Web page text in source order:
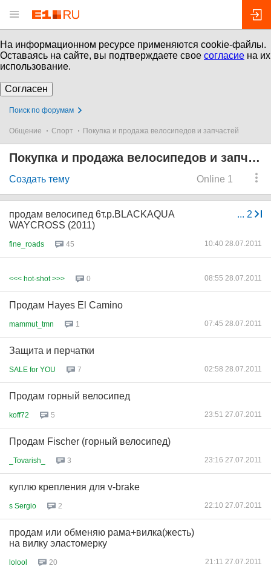
На информационном ресурсе применяются cookie-файлы.
Оставаясь на сайте, вы подтверждаете свое согласие на их
использование.
Согласен
Поиск по форумам
Общение Спорт Покупка и продажа велосипедов и запчастей
Покупка и продажа велосипедов и запчастей
Online 1
Создать тему
... 2
продам велосипед 6т.р.BLACKAQUA
WAYCROSS (2011)
fine_roads 45 10:40 28.07.2011
<<< hot-shot >>> 0 08:55 28.07.2011
Продам Hayes El Camino
mammut_tmn 1 07:45 28.07.2011
Защита и перчатки
SALE for YOU 7 02:58 28.07.2011
Продам горный велосипед
koff72 5 23:51 27.07.2011
Продам Fischer (горный велосипед)
_Tovarish_ 3 23:16 27.07.2011
куплю крепления для v-brake
s Sergio 2 22:10 27.07.2011
продам или обменяю рама+вилка(жесть)
на вилку эластомерку
lolool 20 21:11 27.07.2011